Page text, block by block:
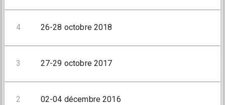
4 26-28 octobre 2018
3 27-29 octobre 2017
2 02-04 décembre 2016